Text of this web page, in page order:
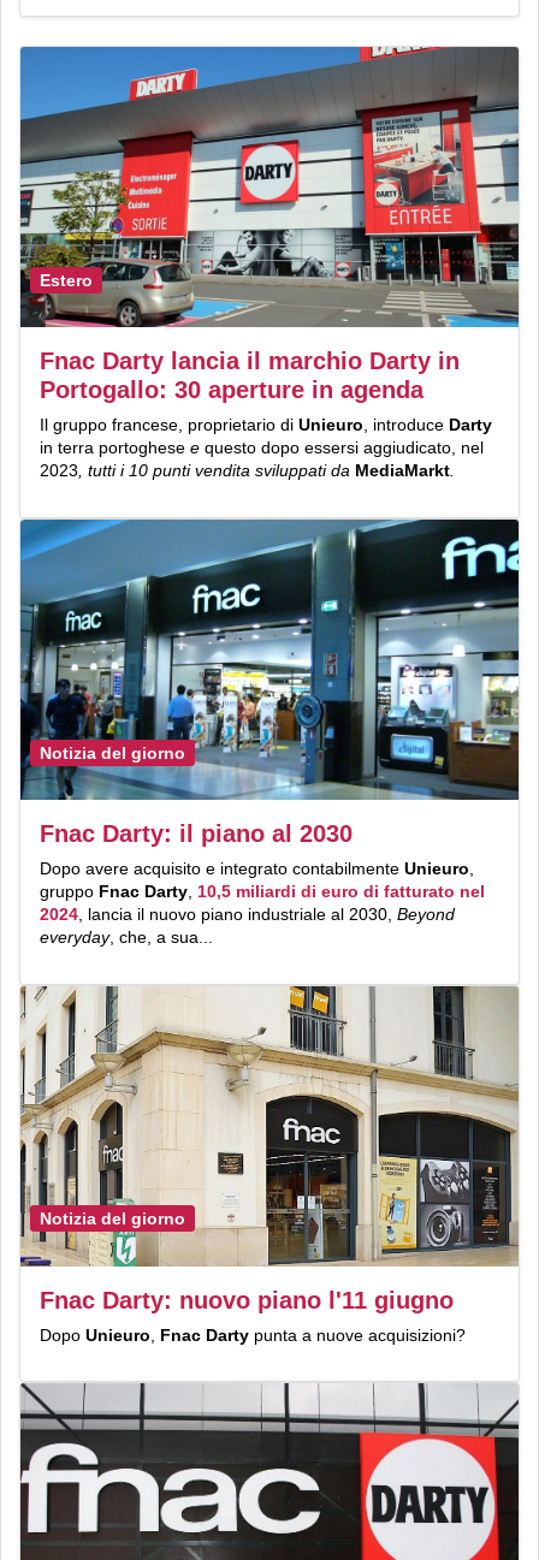
Estero
Fnac Darty lancia il marchio Darty in
Portogallo: 30 aperture in agenda
Il gruppo francese, proprietario di Unieuro , introduce Darty
in terra portoghese e questo dopo essersi aggiudicato, nel
2023 , tutti i 10 punti vendita sviluppati da MediaMarkt
Notizia del giorno
Fnac Darty: il piano al 2030
Dopo avere acquisito e integrato contabilmente Unieuro
gruppo Fnac Darty 10,5 miliardi di euro di fatturato nel
2024 , lancia il nuovo piano industriale al 2030, Beyond
everyday, che, a sua...
Notizia del giorno
Fnac Darty: nuovo piano l'11 giugno
Dopo Unieuro Fnac Darty punta a nuove acquisizioni?